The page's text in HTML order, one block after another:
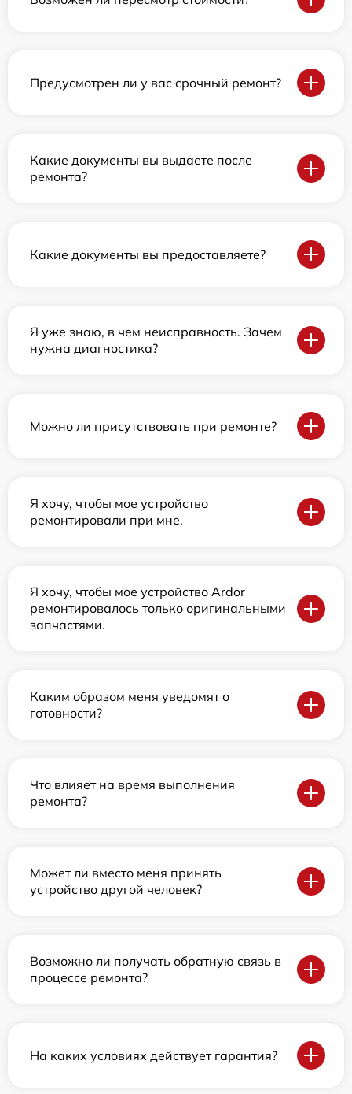
Предусмотрен ли у вас срочный ремонт?
Какие документы вы выдаете после
ремонта?
Какие документы вы предоставляете?
Я уже знаю, в чем неисправность. Зачем
нужна диагностика?
Можно ли присутствовать при ремонте?
Я хочу, чтобы мое устройство
ремонтировали при мне.
Я хочу, чтобы мое устройство Ardor
ремонтировалось только оригинальными
запчастями.
Каким образом меня уведомят о
готовности?
Что влияет на время выполнения
ремонта?
Может ли вместо меня принять
устройство другой человек?
Возможно ли получать обратную связь в
процессе ремонта?
На каких условиях действует гарантия?